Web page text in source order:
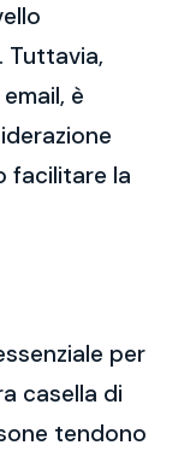
Tuttavia,
è
facilitare la
per
casella di
tendono